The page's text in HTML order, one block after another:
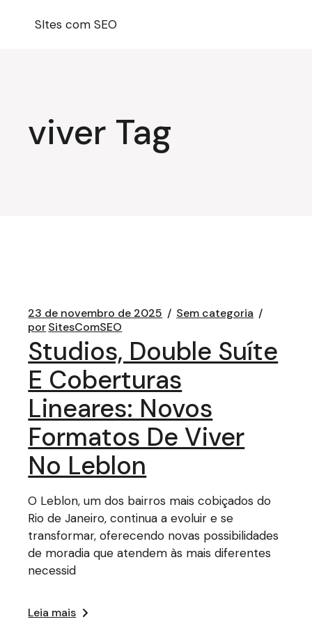
SItes com SEO
viver Tag
23 de novembro de 2025
Sem categoria
porSitesComSEO
Studios, Double Suíte
E Coberturas
Lineares: Novos
Formatos De Viver
No Leblon
O Leblon, um dos bairros mais cobiçados do
Rio de Janeiro, continua a evoluir e se
transformar, oferecendo novas possibilidades
de moradia que atendem às mais diferentes
necessid
Leia mais